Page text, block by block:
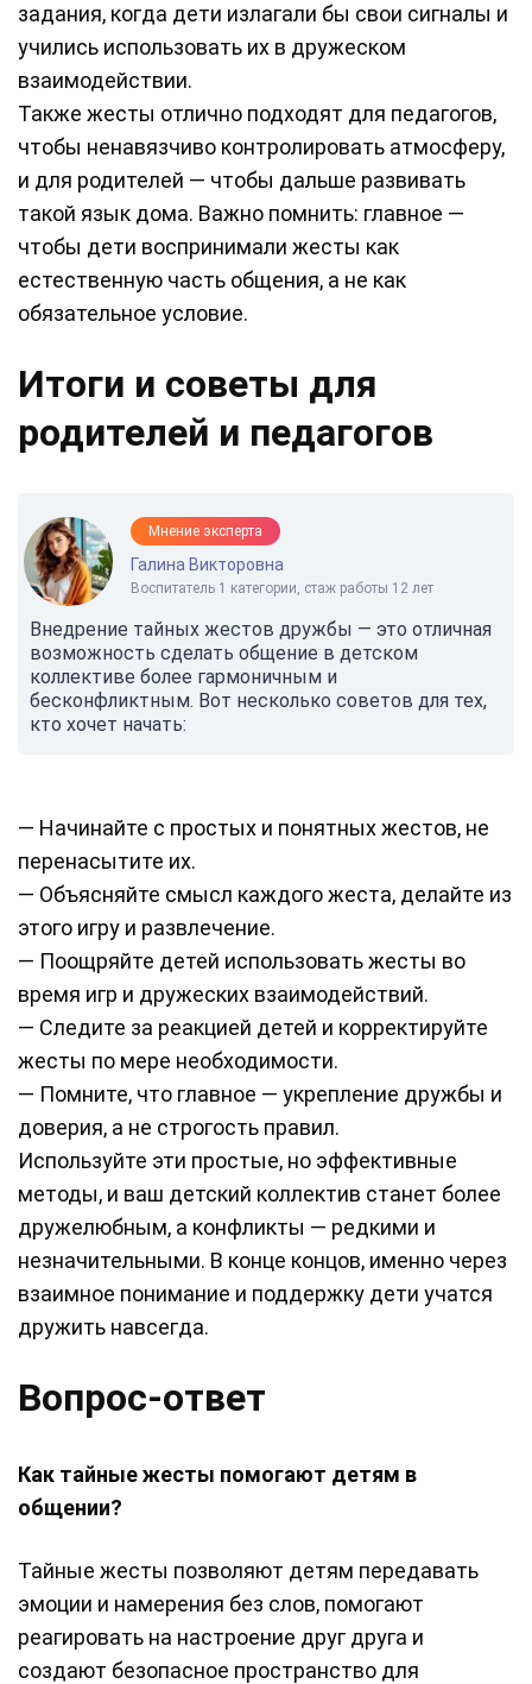
задания, когда дети излагали бы свои сигналы и
учились использовать их в дружеском
взаимодействии.
Также жесты отлично подходят для педагогов,
чтобы ненавязчиво контролировать атмосферу,
и для родителей — чтобы дальше развивать
такой язык дома. Важно помнить: главное —
чтобы дети воспринимали жесты как
естественную часть общения, а не как
обязательное условие.
Итоги и советы для
родителей и педагогов
Мнение эксперта
Галина Викторовна
Воспитатель 1 категории, стаж работы 12 лет
Внедрение тайных жестов дружбы — это отличная
возможность сделать общение в детском
коллективе более гармоничным и
бесконфликтным. Вот несколько советов для тех,
кто хочет начать:
— Начинайте с простых и понятных жестов, не
перенасытите их.
— Объясняйте смысл каждого жеста, делайте из
этого игру и развлечение.
— Поощряйте детей использовать жесты во
время игр и дружеских взаимодействий.
— Следите за реакцией детей и корректируйте
жесты по мере необходимости.
— Помните, что главное — укрепление дружбы и
доверия, а не строгость правил.
Используйте эти простые, но эффективные
методы, и ваш детский коллектив станет более
дружелюбным, а конфликты — редкими и
незначительными. В конце концов, именно через
взаимное понимание и поддержку дети учатся
дружить навсегда.
Вопрос-ответ
Как тайные жесты помогают детям в
общении?
Тайные жесты позволяют детям передавать
эмоции и намерения без слов, помогают
реагировать на настроение друг друга и
создают безопасное пространство для